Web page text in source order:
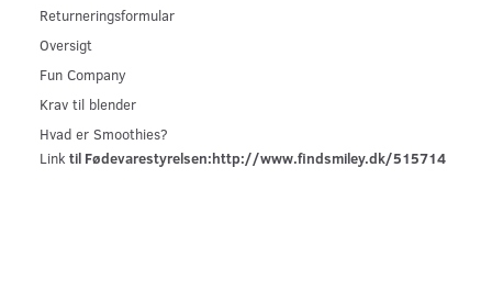
Returneringsformular
Oversigt
Fun Company
Krav til blender
Hvad er Smoothies?
Link til Fødevarestyrelsen:http://www.findsmiley.dk/515714